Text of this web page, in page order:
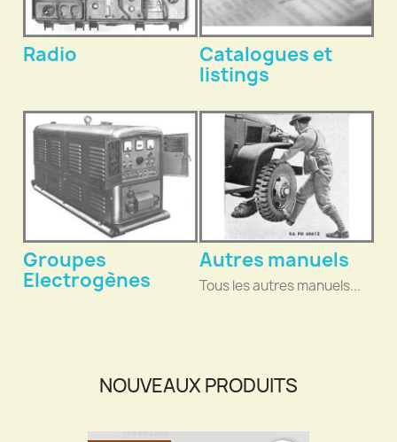
Radio Catalogues et
listings
Groupes
Electrogènes
Autres manuels
Tous les autres manuels...
NOUVEAUX PRODUITS